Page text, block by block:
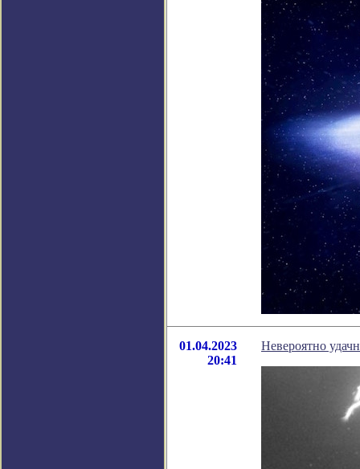
01.04.2023
20:41
Невероятно